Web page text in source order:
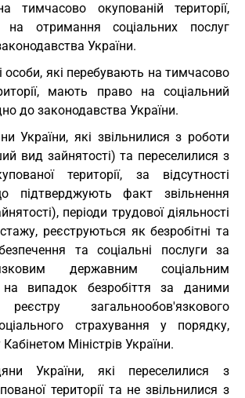
тимчасово окупованій території,
отримання соціальних послуг
України.
особи, які перебувають на тимчасово
мають право на соціальний
до законодавства України.
України, які звільнилися з роботи
вид зайнятості) та переселилися з
території, за відсутності
підтверджують факт звільнення
періоди трудової діяльності
реєструються як безробітні та
та соціальні послуги за
державним соціальним
на випадок безробіття за даними
загальнообов'язкового
страхування у порядку,
Міністрів України.
України, які переселилися з
території та не звільнилися з